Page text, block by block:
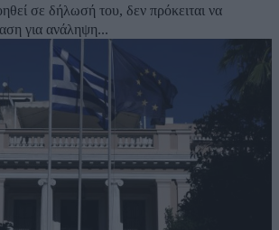
σε δήλωσή του, δεν πρόκειται να
για ανάληψη...